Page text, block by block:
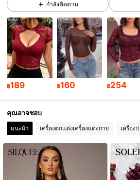
4.76 6.6K ผู้ติดตาม
4.76 6.6K ผู้ติดตาม
4.76 6.6K ผู้ติดตาม
4.76 6.6K ผู้ติดตาม
กำลังติดตาม
฿189 ฿160 ฿254
คุณอาจชอบ
แนะนำ เครื่องตกแต่งเครื่องแต่งกาย เครื่อง